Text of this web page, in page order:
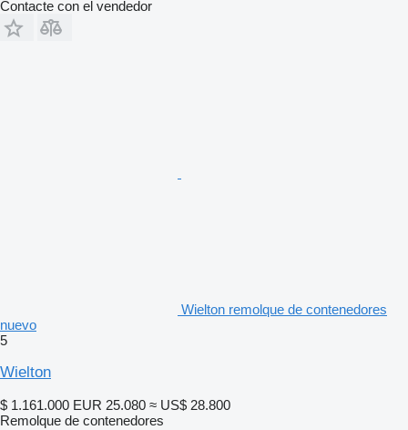
Contacte con el vendedor
Wielton remolque de contenedores
nuevo
5
Wielton
$ 1.161.000 EUR 25.080 ≈ US$ 28.800
Remolque de contenedores